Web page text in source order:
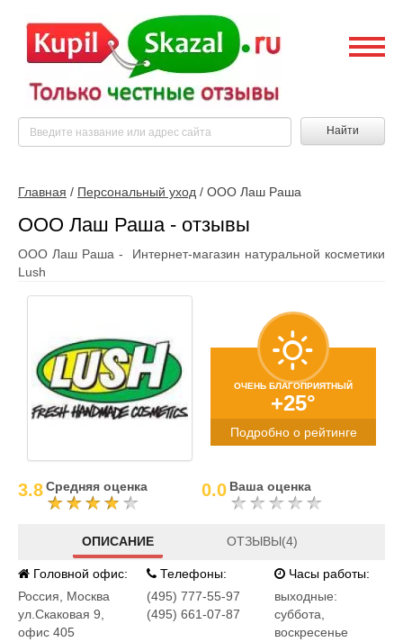
Найти
Главная / Персональный уход / ООО Лаш Раша
ООО Лаш Раша - отзывы
ООО Лаш Раша - Интернет-магазин натуральной коcметики
Lush
ОЧЕНЬ БЛАГОПРИЯТНЫЙ
+25°
Подробно о рейтинге
3.8Средняя оценка 0.0 Ваша оценка
ОПИСАНИЕ ОТЗЫВЫ(4)
Головной офис:
Россия
Москва
ул.Скаковая 9,
офис 405
Телефоны:
(495) 777-55-97
(495) 661-07-87
Часы работы:
выходные:
суббота,
воскресенье